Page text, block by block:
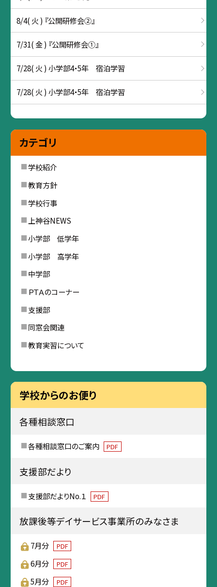
8/4( 火 ) 『公開研修会②』
7/31( 金 ) 『公開研修会①』
7/28( 火 ) 小学部4・5年 宿泊学習
7/28( 火 ) 小学部4・5年 宿泊学習
カテゴリ
学校紹介
教育方針
学校行事
上神谷NEWS
小学部 低学年
小学部 高学年
中学部
ＰＴＡのコーナー
支援部
同窓会関連
教育実習について
学校からのお便り
各種相談窓口
各種相談窓口のご案内 PDF
支援部だより
支援部だよりNo.１ PDF
放課後等デイサービス事業所のみなさま
7月分 PDF
6月分 PDF
5月分 PDF